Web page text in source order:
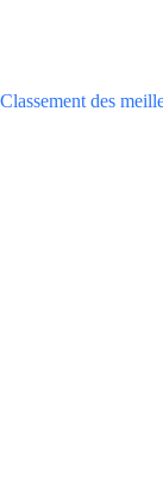
Classement des